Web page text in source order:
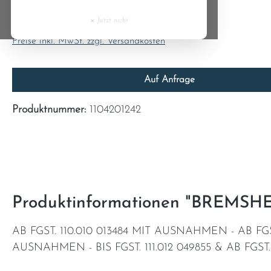
0,00 €
Preise inkl. MwSt. zzgl. Versandkosten
Auf Anfrage
Produktnummer: 1104201242
Produktinformationen
AB FGST. 110.010 013484 MIT AUSNAHMEN - AB
AUSNAHMEN - BIS FGST. 111.012 049855 & AB
Czech Republic
Denmark
Estonia
Greece
Hungary
× Jetzt nicht